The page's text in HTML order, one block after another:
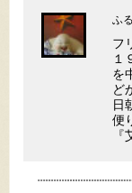
ふ
フ
１
を
ど
日
便